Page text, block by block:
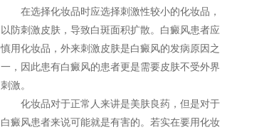
在选择化妆品时应选择刺激性较小的化妆品，
以防刺激皮肤，导致白斑面积扩散。白癜风患者应
慎用化妆品，外来刺激皮肤是白癜风的发病原因之
一，因此患有白癜风的患者更是需要皮肤不受外界
刺激。
化妆品对于正常人来讲是美肤良药，但是对于
白癜风患者来说可能就是有害的。若实在要用化妆